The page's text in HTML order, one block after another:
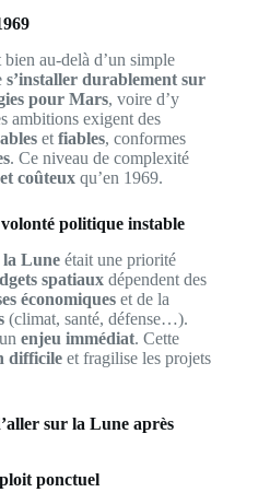
au-delà d’un simple
s’installer durablement sur
pour Mars, voire d’y
ambitions exigent des
et fiables, conformes
. Ce niveau de complexité
coûteux qu’en 1969.
politique instable
la Lune était une priorité
spatiaux dépendent des
économiques et de la
(climat, santé, défense…).
enjeu immédiat. Cette
difficile et fragilise les projets
sur la Lune après
ponctuel